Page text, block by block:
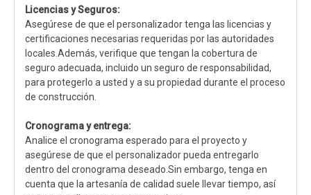
Licencias y Seguros:
Asegúrese de que el personalizador tenga las licencias y
certificaciones necesarias requeridas por las autoridades
locales.Además, verifique que tengan la cobertura de
seguro adecuada, incluido un seguro de responsabilidad,
para protegerlo a usted y a su propiedad durante el proceso
de construcción.
Cronograma y entrega:
Analice el cronograma esperado para el proyecto y
asegúrese de que el personalizador pueda entregarlo
dentro del cronograma deseado.Sin embargo, tenga en
cuenta que la artesanía de calidad suele llevar tiempo, así